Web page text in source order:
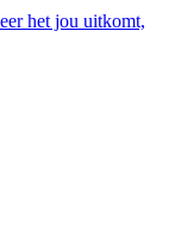
het jou uitkomt,